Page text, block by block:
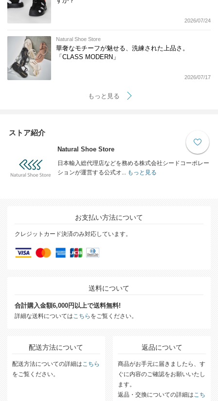
2026/07/24
Natural Shoe Store
華奢なモチーフが魅せる、洗練された上品さ。
「CLASS MODERN」
2026/07/17
もっと見る
ストア紹介
Natural Shoe Store
日本輸入総代理店などを務める株式会社シードコーポレー
ションが運営する公式オ...もっと見る
お支払い方法について
クレジットカード決済のみ対応しています。
送料について
合計購入金額6,000円以上で送料無料!
詳細な送料についてはこちら をご覧ください。
配送方法について
配送方法についての詳細はこちら
をご覧ください。
返品について
商品がお手元に届きましたら、す
ぐに内容のご確認をお願いいたし
ます。
返品・交換についての詳細はこち